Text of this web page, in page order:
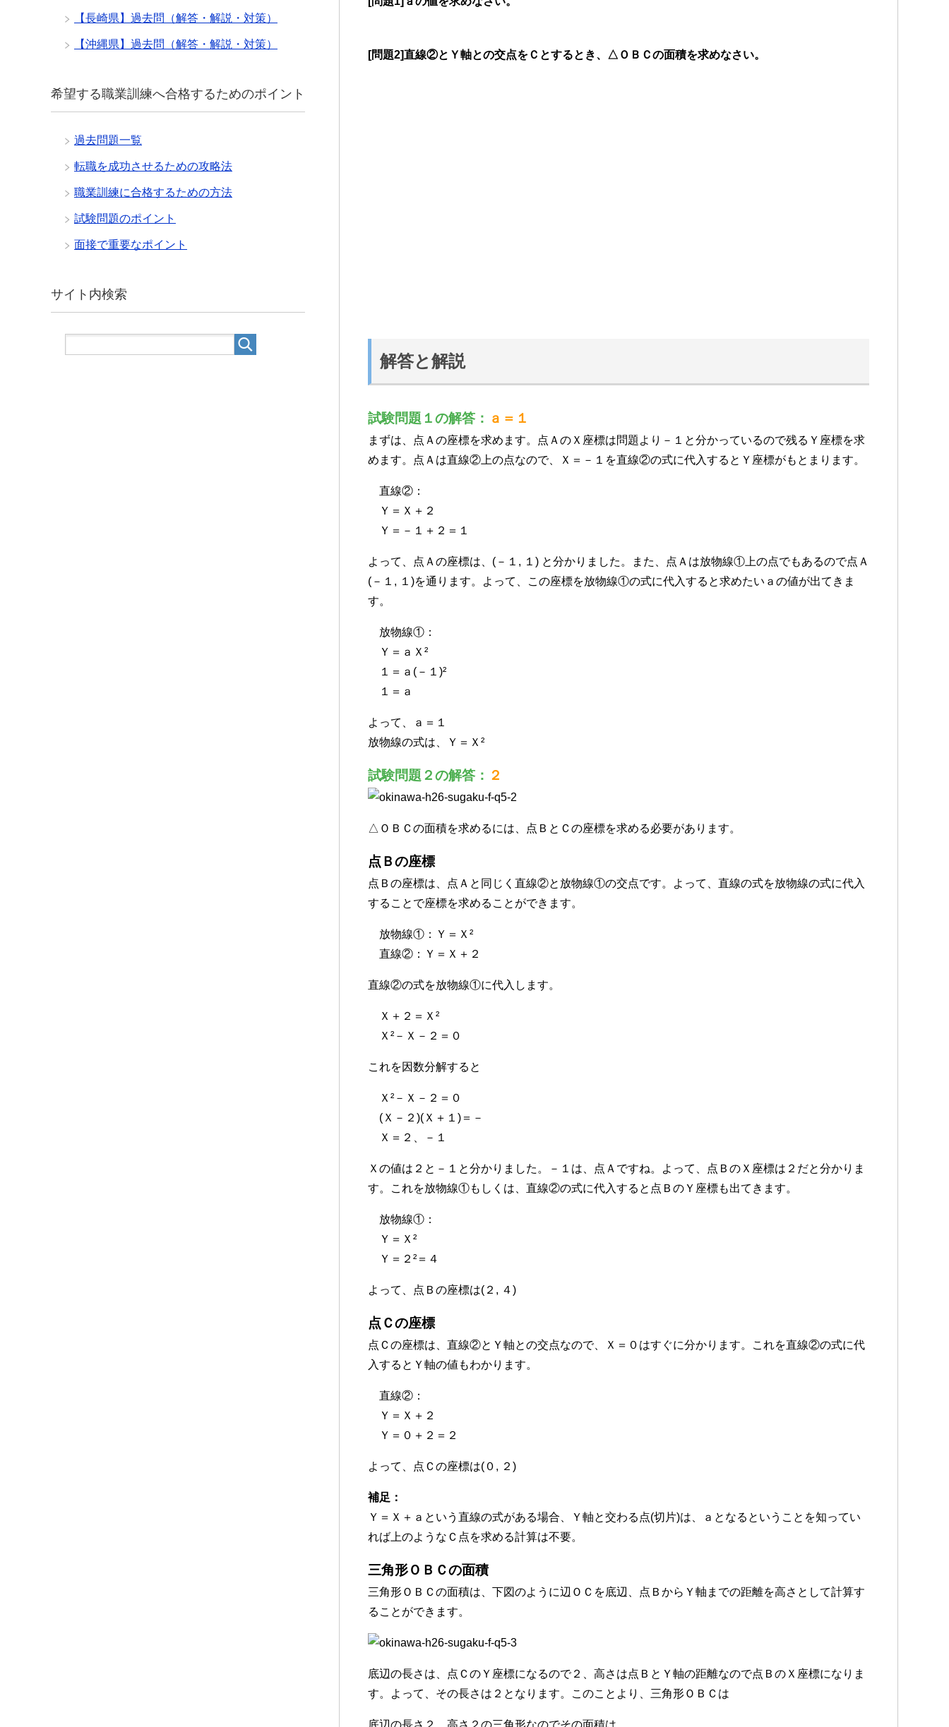
[問題2]直線②とＹ軸との交点をＣとするとき、△ＯＢＣの面積を求めなさい。
解答と解説
試験問題１の解答： ａ＝１
まずは、点Ａの座標を求めます。点ＡのＸ座標は問題より－１と分かっているので残るＹ座標を求
めます。点Ａは直線②上の点なので、Ｘ＝－１を直線②の式に代入するとＹ座標がもとまります。
直線②：
Ｙ＝Ｘ＋２
Ｙ＝－１＋２＝１
よって、点Ａの座標は、(－１, １) と分かりました。また、点Ａは放物線①上の点でもあるので点Ａ
(－１, １)を通ります。よって、この座標を放物線①の式に代入すると求めたいａの値が出てきま
す。
放物線①：
Ｙ＝ａＸ²
１＝ａ(－１)²
１＝ａ
よって、ａ＝１
放物線の式は、Ｙ＝Ｘ²
試験問題２の解答： ２
△ＯＢＣの面積を求めるには、点ＢとＣの座標を求める必要があります。
点Ｂの座標
点Ｂの座標は、点Ａと同じく直線②と放物線①の交点です。よって、直線の式を放物線の式に代入
することで座標を求めることができます。
放物線①：Ｙ＝Ｘ²
直線②：Ｙ＝Ｘ＋２
直線②の式を放物線①に代入します。
Ｘ＋２＝Ｘ²
Ｘ²－Ｘ－２＝０
これを因数分解すると
Ｘ²－Ｘ－２＝０
(Ｘ－２)(Ｘ＋１)＝－
Ｘ＝２、－１
Ｘの値は２と－１と分かりました。－１は、点Ａですね。よって、点ＢのＸ座標は２だと分かりま
す。これを放物線①もしくは、直線②の式に代入すると点ＢのＹ座標も出てきます。
放物線①：
Ｙ＝Ｘ²
Ｙ＝２²＝４
よって、点Ｂの座標は(２, ４)
点Ｃの座標
点Ｃの座標は、直線②とＹ軸との交点なので、Ｘ＝０はすぐに分かります。これを直線②の式に代
入するとＹ軸の値もわかります。
直線②：
Ｙ＝Ｘ＋２
Ｙ＝０＋２＝２
よって、点Ｃの座標は(０, ２)
補足：
Ｙ＝Ｘ＋ａという直線の式がある場合、Ｙ軸と交わる点(切片)は、ａとなるということを知ってい
れば上のようなＣ点を求める計算は不要。
三角形ＯＢＣの面積
三角形ＯＢＣの面積は、下図のように辺ＯＣを底辺、点ＢからＹ軸までの距離を高さとして計算す
ることができます。
底辺の長さは、点ＣのＹ座標になるので２、高さは点ＢとＹ軸の距離なので点ＢのＸ座標になりま
す。よって、その長さは２となります。このことより、三角形ＯＢＣは
底辺の長さ２、高さ２の三角形なのでその面積は、
【長崎県】過去問（解答・解説・対策）
【沖縄県】過去問（解答・解説・対策）
希望する職業訓練へ合格するためのポイント
過去問題一覧
転職を成功させるための攻略法
職業訓練に合格するための方法
試験問題のポイント
面接で重要なポイント
サイト内検索